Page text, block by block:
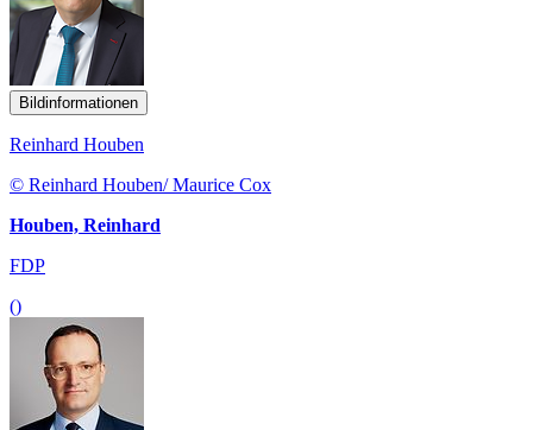
Bildinformationen
Reinhard Houben
© Reinhard Houben/ Maurice Cox
Houben, Reinhard
FDP
()